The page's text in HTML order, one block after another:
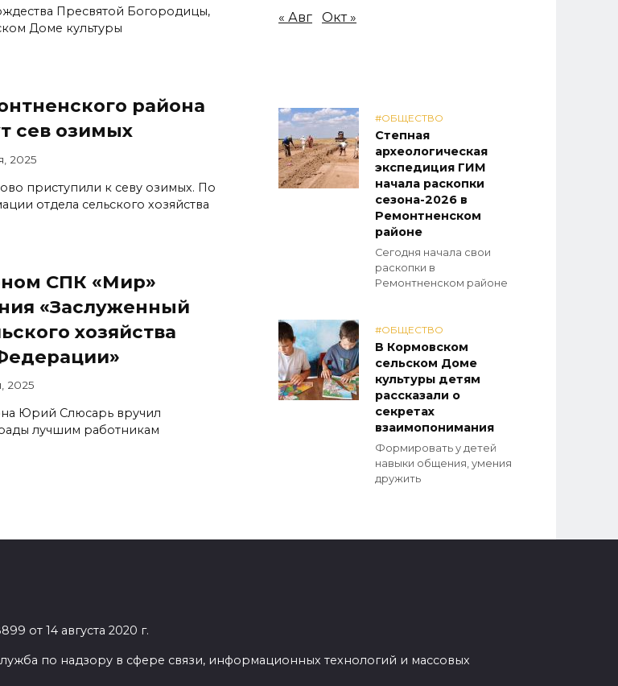
Пресвятой Богородицы,
Доме культуры
района
сев озимых
2025
приступили к севу озимых. По
отдела сельского хозяйства
СПК «Мир»
«Заслуженный
хозяйства
2025
Юрий Слюсарь вручил
лучшим работникам
« Авг Окт »
#ОБЩЕСТВО
Степная
археологическая
экспедиция ГИМ
начала раскопки
сезона-2026 в
Ремонтненском
районе
Сегодня начала свои
раскопки в
Ремонтненском районе
#ОБЩЕСТВО
В Кормовском
сельском Доме
культуры детям
рассказали о
секретах
взаимопонимания
Формировать у детей
навыки общения, умения
дружить
от 14 августа 2020 г.
по надзору в сфере связи, информационных технологий и массовых